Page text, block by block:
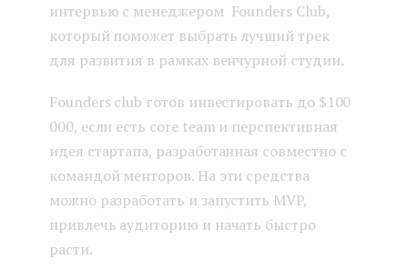
интервью с менеджером Founders Club,
который поможет выбрать лучший трек
для развития в рамках венчурной студии.
Founders club готов инвестировать до $100
000, если есть core team и перспективная
идея стартапа, разработанная совместно с
командой менторов. На эти средства
можно разработать и запустить MVP,
привлечь аудиторию и начать быстро
расти.